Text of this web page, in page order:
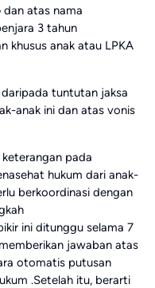
dan atas nama
3 tahun
khusus anak atau LPKA
tuntutan jaksa
anak ini dan atas vonis
pada
hukum dari anak-
berkoordinasi dengan
ini ditunggu selama 7
jawaban atas
otomatis putusan
.Setelah itu, berarti